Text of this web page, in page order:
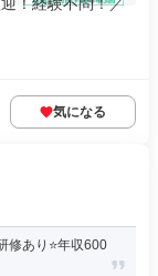
気になる
修あり⭐️年収600